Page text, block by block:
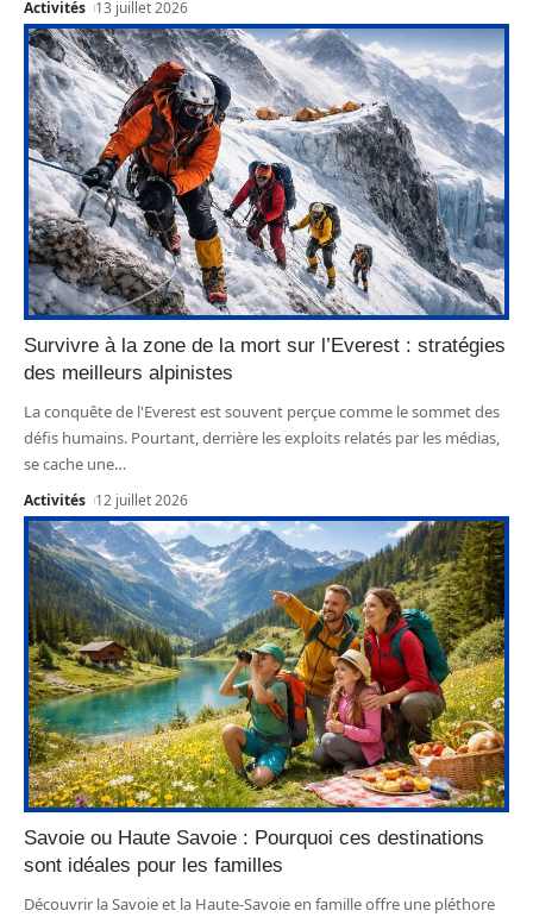
Activités 13 juillet 2026
Survivre à la zone de la mort sur l’Everest : stratégies
des meilleurs alpinistes
La conquête de l'Everest est souvent perçue comme le sommet des
défis humains. Pourtant, derrière les exploits relatés par les médias,
se cache une…
Activités 12 juillet 2026
Savoie ou Haute Savoie : Pourquoi ces destinations
sont idéales pour les familles
Découvrir la Savoie et la Haute-Savoie en famille offre une pléthore